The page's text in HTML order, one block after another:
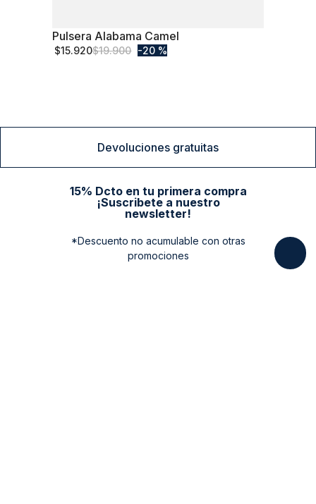
S/T
Pulsera Alabama Camel
$15.920$19.900 20 %
Devoluciones gratuitas
15% Dcto en tu primera compra
¡Suscribete a nuestro
newsletter!
*Descuento no acumulable con otras
promociones